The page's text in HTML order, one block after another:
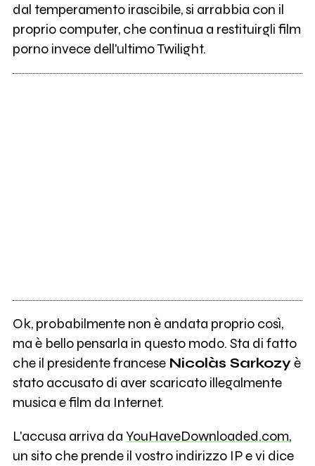
dal temperamento irascibile, si arrabbia con il
proprio computer, che continua a restituirgli film
porno invece dell'ultimo Twilight.
Ok, probabilmente non è andata proprio così,
ma è bello pensarla in questo modo. Sta di fatto
che il presidente francese Nicolàs Sarkozyè
stato accusato di aver scaricato illegalmente
musica e film da Internet.
L'accusa arriva da YouHaveDownloaded.com,
un sito che prende il vostro indirizzo IP e vi dice